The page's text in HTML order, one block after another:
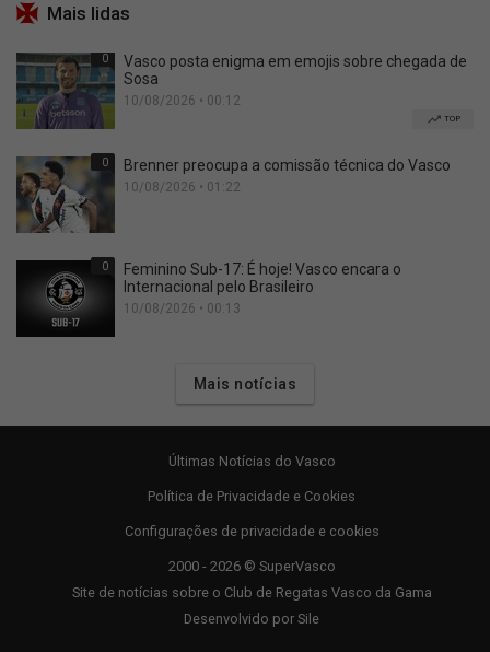
Mais lidas
0
Vasco posta enigma em emojis sobre chegada de
Sosa
10/08/2026 • 00:12
TOP
0 Brenner preocupa a comissão técnica do Vasco
10/08/2026 • 01:22
0
Feminino Sub-17: É hoje! Vasco encara o
Internacional pelo Brasileiro
10/08/2026 • 00:13
Mais notícias
Últimas Notícias do Vasco
Política de Privacidade e Cookies
Configurações de privacidade e cookies
2000 - 2026 © SuperVasco
Site de notícias sobre o Club de Regatas Vasco da Gama
Desenvolvido por Sile